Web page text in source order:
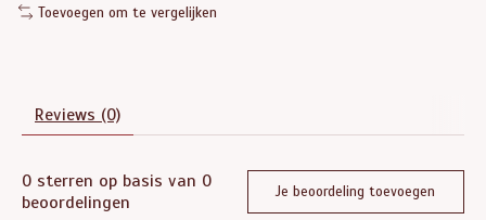
Toevoegen om te vergelijken
Reviews (0)
0 sterren op basis van 0
beoordelingen
Je beoordeling toevoegen